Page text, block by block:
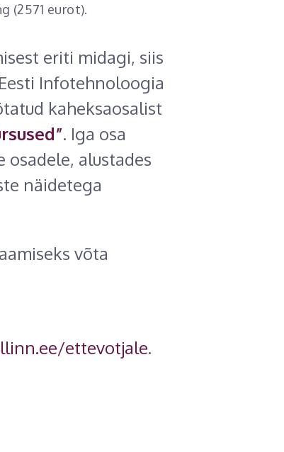
(2571 eurot).
eriti midagi, siis
Infotehnoloogia
kaheksaosalist
. Iga osa
alustades
näidetega
võta
ettevotjale.